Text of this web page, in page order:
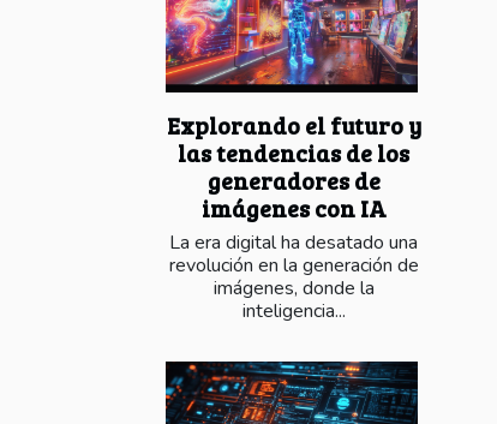
Explorando el futuro y
las tendencias de los
generadores de
imágenes con IA
La era digital ha desatado una
revolución en la generación de
imágenes, donde la
inteligencia...